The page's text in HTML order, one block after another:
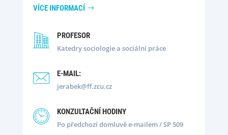
VÍCE INFORMACÍ
PROFESOR
Katedry sociologie a sociální práce
E-MAIL:
jerabek@ff.zcu.cz
KONZULTAČNÍ HODINY
Po předchozí domluvě e-mailem / SP 509